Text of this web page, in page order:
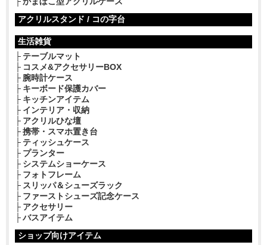
アクリルスタンド / コの字台
生活雑貨
テーブルマット
コスメ&アクセサリーBOX
腕時計ケース
キーボード保護カバー
キッチンアイテム
インテリア・収納
アクリルひな壇
携帯・スマホ置き台
ティッシュケース
プランター
システムショーケース
フォトフレーム
スリッパ＆シューズラック
ファーストシューズ記念ケース
アクセサリー
バスアイテム
ショップ向けアイテム